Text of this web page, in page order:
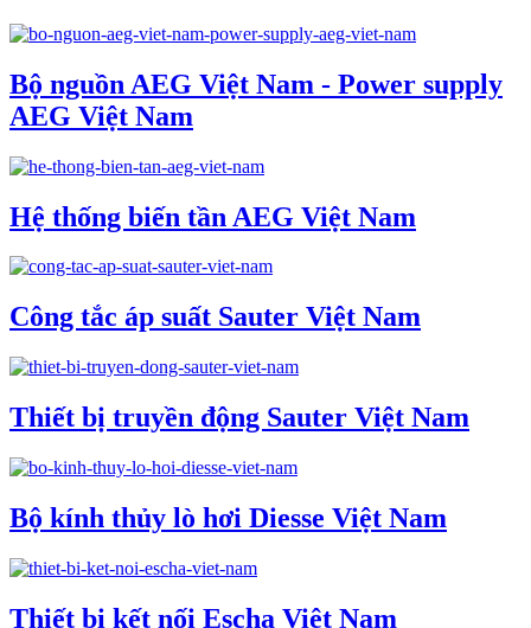
Bộ nguồn AEG Việt Nam - Power supply
AEG Việt Nam
Hệ thống biến tần AEG Việt Nam
Công tắc áp suất Sauter Việt Nam
Thiết bị truyền động Sauter Việt Nam
Bộ kính thủy lò hơi Diesse Việt Nam
Thiết bị kết nối Escha Việt Nam